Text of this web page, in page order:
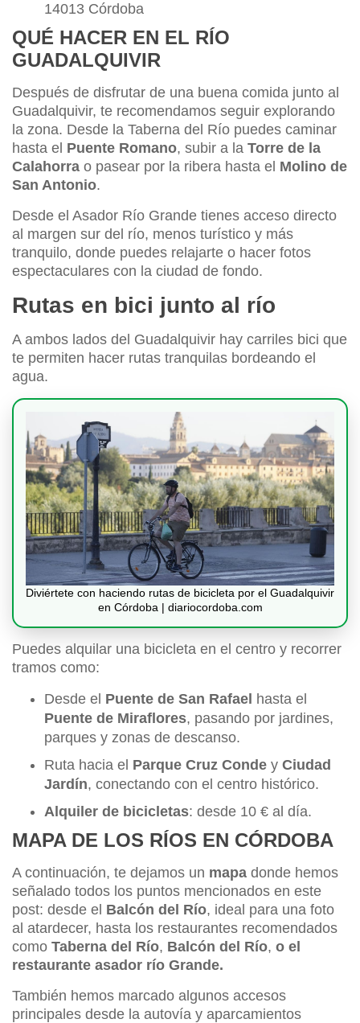
14013 Córdoba
QUÉ HACER EN EL RÍO
GUADALQUIVIR
Después de disfrutar de una buena comida junto al
Guadalquivir, te recomendamos seguir explorando
la zona. Desde la Taberna del Río puedes caminar
hasta el Puente Romano, subir a la Torre de la
Calahorra o pasear por la ribera hasta el Molino de
San Antonio.
Desde el Asador Río Grande tienes acceso directo
al margen sur del río, menos turístico y más
tranquilo, donde puedes relajarte o hacer fotos
espectaculares con la ciudad de fondo.
Rutas en bici junto al río
A ambos lados del Guadalquivir hay carriles bici que
te permiten hacer rutas tranquilas bordeando el
agua.
Diviértete con haciendo rutas de bicicleta por el Guadalquivir
en Córdoba | diariocordoba.com
Puedes alquilar una bicicleta en el centro y recorrer
tramos como:
Desde el Puente de San Rafael hasta el
Puente de Miraflores, pasando por jardines,
parques y zonas de descanso.
Ruta hacia el Parque Cruz Conde y Ciudad
Jardín, conectando con el centro histórico.
Alquiler de bicicletas: desde 10 € al día.
MAPA DE LOS RÍOS EN CÓRDOBA
A continuación, te dejamos un mapa donde hemos
señalado todos los puntos mencionados en este
post: desde el Balcón del Río, ideal para una foto
al atardecer, hasta los restaurantes recomendados
como Taberna del Río, Balcón del Río, o el
restaurante asador río Grande.
También hemos marcado algunos accesos
principales desde la autovía y aparcamientos